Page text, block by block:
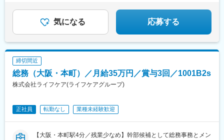
気になる 応募する
締切間近
総務（大阪・本町）／月給35万円／賞与3回／1001B2s
株式会社ライフケア(ライフケアグループ)
正社員 転勤なし 業種未経験歓迎
【大阪・本町駅4分／残業少なめ】幹部候補として総務事務とメン